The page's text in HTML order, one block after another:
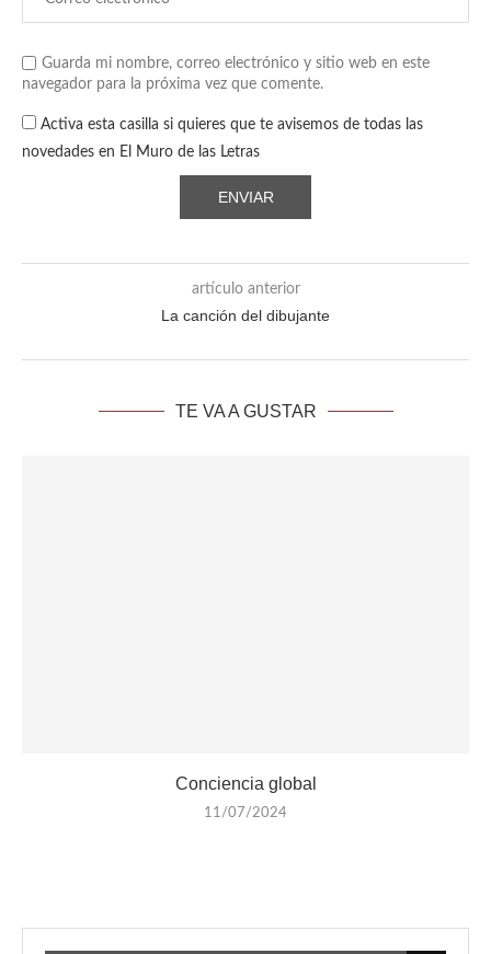
Guarda mi nombre, correo electrónico y sitio web en este
navegador para la próxima vez que comente.
Activa esta casilla si quieres que te avisemos de todas las
novedades en El Muro de las Letras
artículo anterior
La canción del dibujante
TE VA A GUSTAR
Conciencia global
11/07/2024